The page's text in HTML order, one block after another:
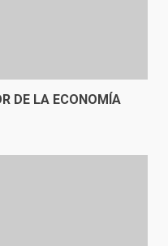
DE LA ECONOMÍA